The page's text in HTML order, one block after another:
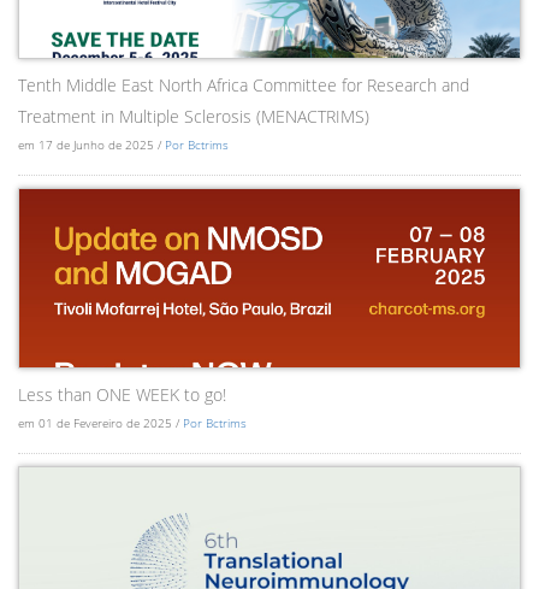
Tenth Middle East North Africa Committee for Research and
Treatment in Multiple Sclerosis (MENACTRIMS)
em 17 de Junho de 2025 / Por Bctrims
Less than ONE WEEK to go!
em 01 de Fevereiro de 2025 / Por Bctrims